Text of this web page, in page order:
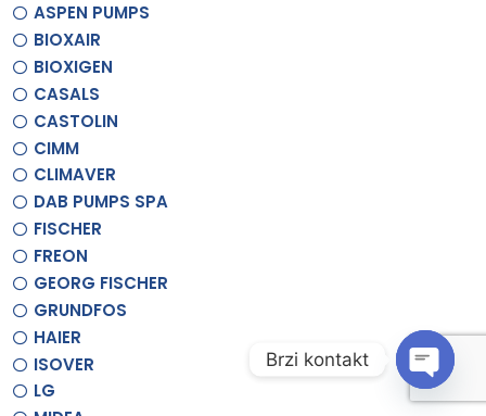
ASPEN PUMPS
BIOXAIR
BIOXIGEN
CASALS
CASTOLIN
CIMM
CLIMAVER
DAB PUMPS SPA
FISCHER
FREON
GEORG FISCHER
GRUNDFOS
HAIER
ISOVER
LG
Brzi kontakt
O